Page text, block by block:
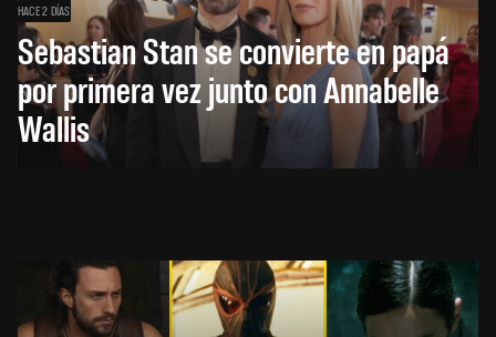
HACE 2 DÍAS
Sebastian Stan se convierte en papá
por primera vez junto con Annabelle
Wallis